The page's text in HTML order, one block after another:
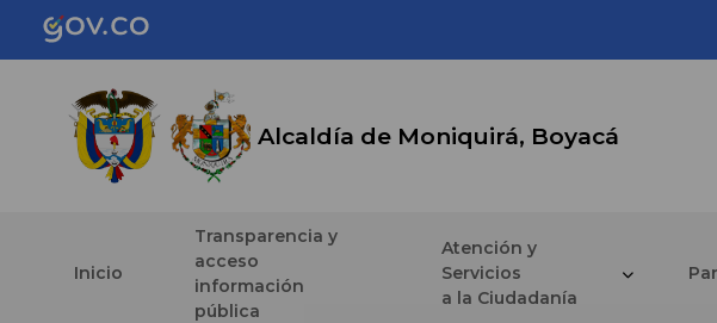
Alcaldía de Moniquirá, Boyacá
Inicio
Transparencia y
acceso
información
pública
Atención y
Servicios
a la Ciudadanía